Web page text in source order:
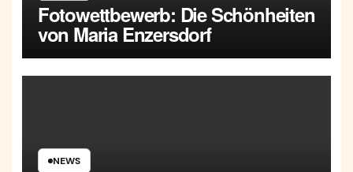
Fotowettbewerb: Die Schönheiten
von Maria Enzersdorf
NEWS